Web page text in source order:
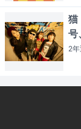
猫
号
2年